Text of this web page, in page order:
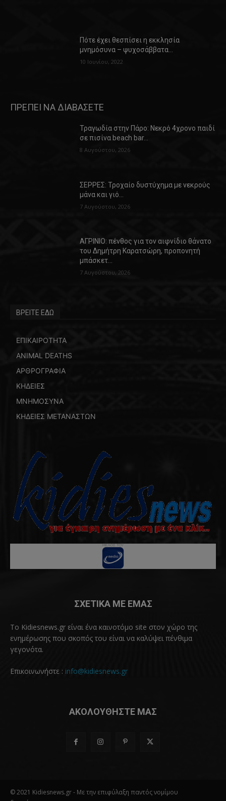
Πότε έχει θεσπίσει η εκκλησία
μνημόσυνα – ψυχοσάββατα…
10 Ιουνίου, 2022
ΠΡΕΠΕΙ ΝΑ ΔΙΑΒΑΣΕΤΕ
Τραγωδία στην Πάρο: Νεκρό 4χρονο παιδί
σε πισίνα beach bar…
8 Αυγούστου, 2026
ΣΕΡΡΕΣ: Τροχαίο δυστύχημα με νεκρούς
μάνα και γιό…
7 Αυγούστου, 2026
ΑΓΡΙΝΙΟ: πένθος για τον αιφνίδιο θάνατο
του Δημήτρη Καρατσώρη, προπονητή
μπάσκετ…
7 Αυγούστου, 2026
ΒΡΕΙΤΕ ΕΔΩ
ΕΠΙΚΑΙΡΟΤΗΤΑ
ANIMAL DEATHS
ΑΡΘΡΟΓΡΑΦΙΑ
ΚΗΔΕΙΕΣ
ΜΝΗΜΟΣΥΝΑ
ΚΗΔΕΙΕΣ ΜΕΤΑΝΑΣΤΩΝ
ΣΧΕΤΙΚΑ ΜΕ ΕΜΑΣ
Το Kidiesnews.gr είναι ένα καινοτόμο site στον χώρο της
ενημέρωσης που σκοπός του είναι να καλύψει πένθιμα
γεγονότα.
Επικοινωνήστε : info@kidiesnews.gr
ΑΚΟΛΟΥΘΗΣΤΕ ΜΑΣ
© 2021 Kidiesnews.gr - Με την επιφύλαξη παντός νομίμου